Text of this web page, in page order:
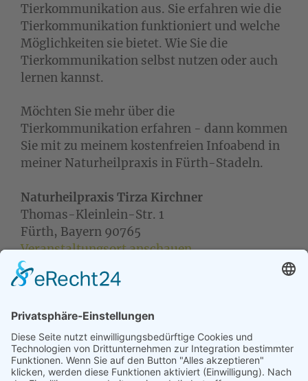
Tierkommunikation aus. Sie erfahren wie die
Tierkommunikation funktioniert und welche
Möglichkeiten sie bietet. Wie Sie die
Tierkommunikation selbst nutzen oder auch
lernen kannst.
Möchten Sie mehr über die
Tierkommunikation erfahren - dann kommen
Sie mit zu meinem kostenfreien Infoabend in
meiner Naturheilpraxis in Fürth-Stadeln.
Naturheilpraxis Tirza Kirchner
Thomas-Kleinlein-Str. 1
Fürth, Bayern 90765
Veranstaltungsort anschauen
Karte
Tirza
Google
Kompletten Kalender ansehen